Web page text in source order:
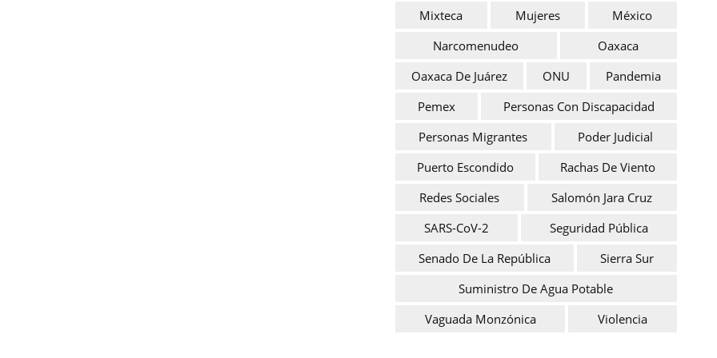
Mixteca
Mujeres
México
Narcomenudeo
Oaxaca
Oaxaca De Juárez
ONU
Pandemia
Pemex
Personas Con Discapacidad
Personas Migrantes
Poder Judicial
Puerto Escondido
Rachas De Viento
Redes Sociales
Salomón Jara Cruz
SARS-CoV-2
Seguridad Pública
Senado De La República
Sierra Sur
Suministro De Agua Potable
Vaguada Monzónica
Violencia